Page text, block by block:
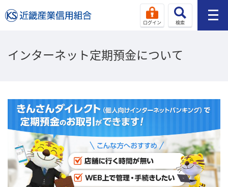
ログイン 検索
インターネット定期預金について